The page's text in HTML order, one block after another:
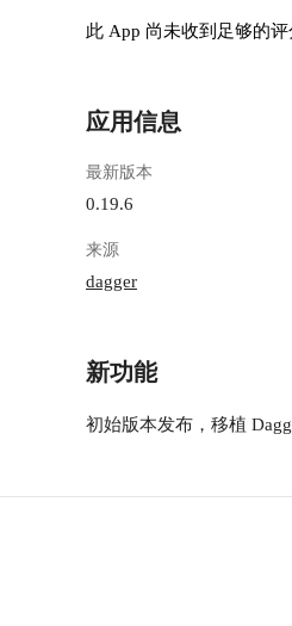
此 App 尚未收到足够的
应用信息
最新版本
0.19.6
来源
dagger
新功能